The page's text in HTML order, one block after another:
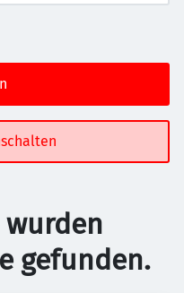
wurden
gefunden.